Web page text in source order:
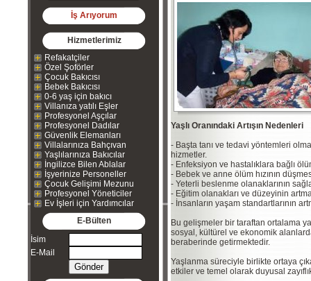
İş Arıyorum
Hizmetlerimiz
Refakatçiler
Özel Şoförler
Çocuk Bakıcısı
Bebek Bakıcısı
0-6 yaş için bakıcı
Villanıza yatılı Eşler
Profesyonel Aşçılar
Profesyonel Dadılar
Güvenlik Elemanları
Villalarınıza Bahçıvan
Yaşlılarınıza Bakıcılar
İngilizce Bilen Ablalar
İşyerinize Personeller
Çocuk Gelişimi Mezunu
Profesyonel Yöneticiler
Ev İşleri için Yardımcılar
E-Bülten
İsim
E-Mail
Yaşlı Oranındaki Artışın Nedenleri
- Başta tanı ve tedavi yöntemleri
hizmetler.
- Enfeksiyon ve hastalıklara bağlı
- Bebek ve anne ölüm hızının
- Yeterli beslenme olanaklarının
- Eğitim olanakları ve düzeyinin
- İnsanların yaşam standartlarının
Bu gelişmeler bir taraftan ortalama
sosyal, kültürel ve ekonomik
beraberinde getirmektedir.
Yaşlanma süreciyle birlikte ortaya
etkiler ve temel olarak duyusal